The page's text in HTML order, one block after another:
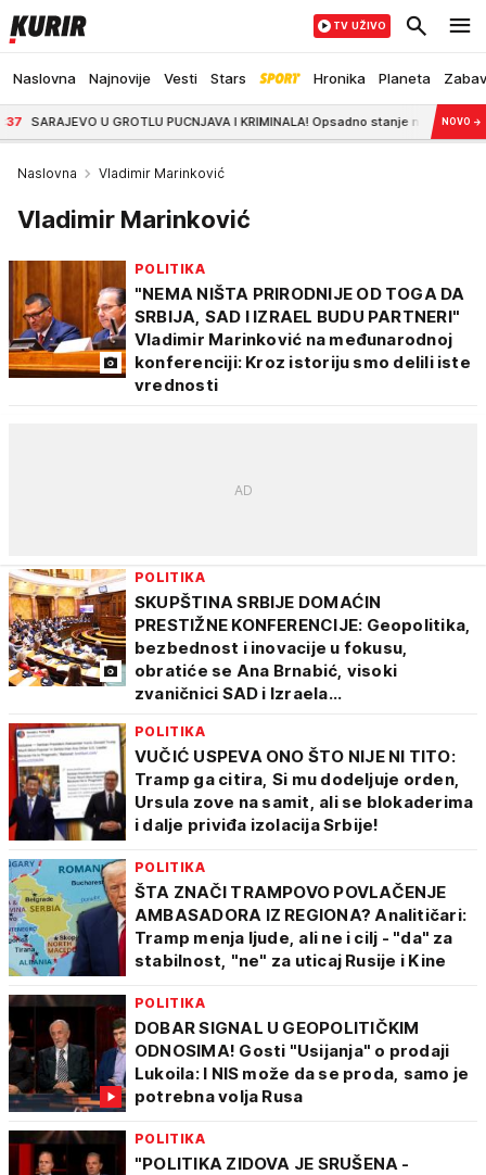
Naslovna Najnovije Vesti Stars Hronika Planeta
TV UŽIVO
U GROTLU PUCNJAVA I KRIMINALA! Opsadno stanje na ulicama: NOVO →
Naslovna Vladimir Marinković
Vladimir Marinković
POLITIKA
"NEMA NIŠTA PRIRODNIJE OD TOGA DA
SRBIJA, SAD I IZRAEL BUDU PARTNERI"
Vladimir Marinković na međunarodnoj
konferenciji: Kroz istoriju smo delili iste
vrednosti
POLITIKA
SKUPŠTINA SRBIJE DOMAĆIN
PRESTIŽNE KONFERENCIJE: Geopolitika,
bezbednost i inovacije u fokusu,
obratiće se Ana Brnabić, visoki
zvaničnici SAD i Izraela...
POLITIKA
VUČIĆ USPEVA ONO ŠTO NIJE NI TITO:
Tramp ga citira, Si mu dodeljuje orden,
Ursula zove na samit, ali se blokaderima
i dalje priviđa izolacija Srbije!
POLITIKA
ŠTA ZNAČI TRAMPOVO POVLAČENJE
AMBASADORA IZ REGIONA? Analitičari:
Tramp menja ljude, ali ne i cilj - "da" za
stabilnost, "ne" za uticaj Rusije i Kine
POLITIKA
DOBAR SIGNAL U GEOPOLITIČKIM
ODNOSIMA! Gosti "Usijanja" o prodaji
Lukoila: I NIS može da se proda, samo je
potrebna volja Rusa
POLITIKA
"POLITIKA ZIDOVA JE SRUŠENA -